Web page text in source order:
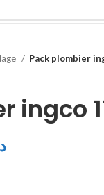
Pack plombier
ingco